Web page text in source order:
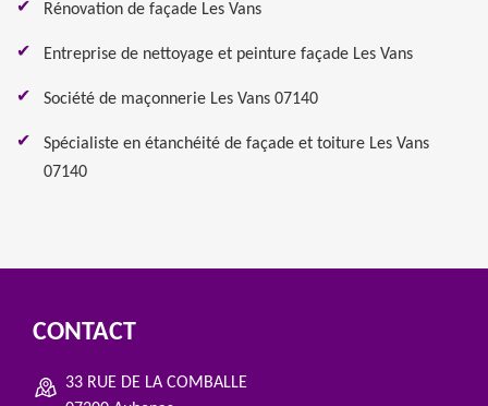
Rénovation de façade Les Vans
Entreprise de nettoyage et peinture façade Les Vans
Société de maçonnerie Les Vans 07140
Spécialiste en étanchéité de façade et toiture Les Vans
07140
CONTACT
33 RUE DE LA COMBALLE